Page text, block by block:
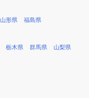
山形県 福島県
栃木県 群馬県 山梨県